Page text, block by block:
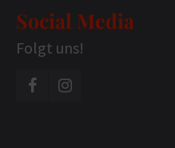
Social Media
Folgt uns!